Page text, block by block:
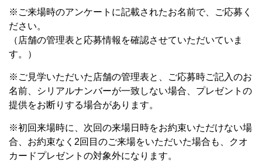
※ご来場時のアンケートに記載されたお名前で、ご応募く
ださい。
（店舗の管理表と応募情報を確認させていただいていま
す。）
※ご見学いただいた店舗の管理表と、ご応募時ご記入のお
名前、シリアルナンバーが一致しない場合、プレゼントの
提供をお断りする場合があります。
※初回来場時に、次回の来場日時をお約束いただけない場
合、お約束なく2回目のご来場をいただいた場合も、クオ
カードプレゼントの対象外になります。